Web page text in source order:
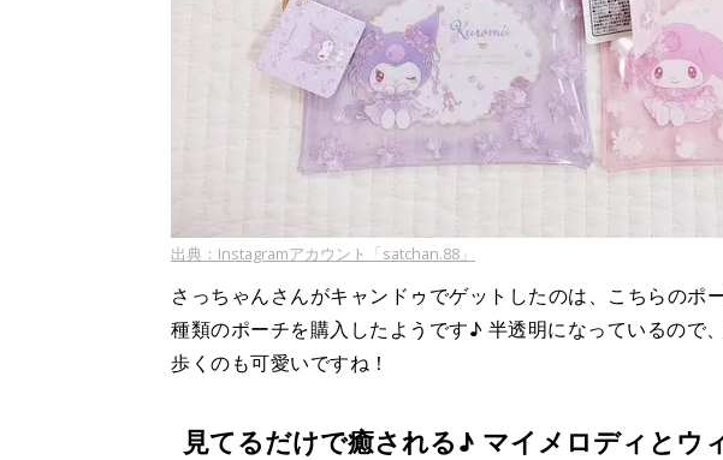
出典：Instagramアカウント「satchan.88」
さっちゃんさんがキャンドゥでゲットしたのは、こちらのポ
種類のポーチを購入したようです♪ 半透明になっているので
歩くのも可愛いですね！
見てるだけで癒される♪ マイメロディとウ